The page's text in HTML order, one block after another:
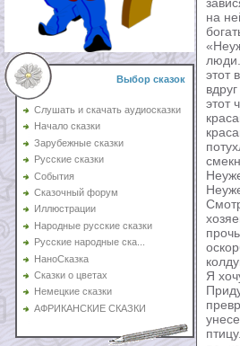
Выбор сказок
Слушать и скачать аудиосказки
Начало сказки
Зарубежные сказки
Русские сказки
События
Сказочный форум
Иллюстрации
Народные русские сказки
Русские народные ска...
НаноСказка
Сказки о цветах
Немецкие сказки
АФРИКАНСКИЕ СКАЗКИ
на
этот
этот
Я